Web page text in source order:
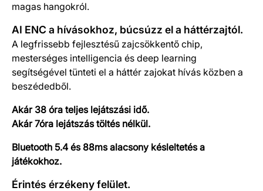
magas hangokról.
AI ENC a hívásokhoz, búcsúzz el a háttérzajtól.
A legfrissebb fejlesztésű zajcsökkentő chip,
mesterséges intelligencia és deep learning
segítségével tünteti el a háttér zajokat hívás közben a
beszédedből.
Akár 38 óra teljes lejátszási idő.
Akár 7óra lejátszás töltés nélkül.
Bluetooth 5.4 és 88ms alacsony késleltetés a
játékokhoz.
Érintés érzékeny felület.